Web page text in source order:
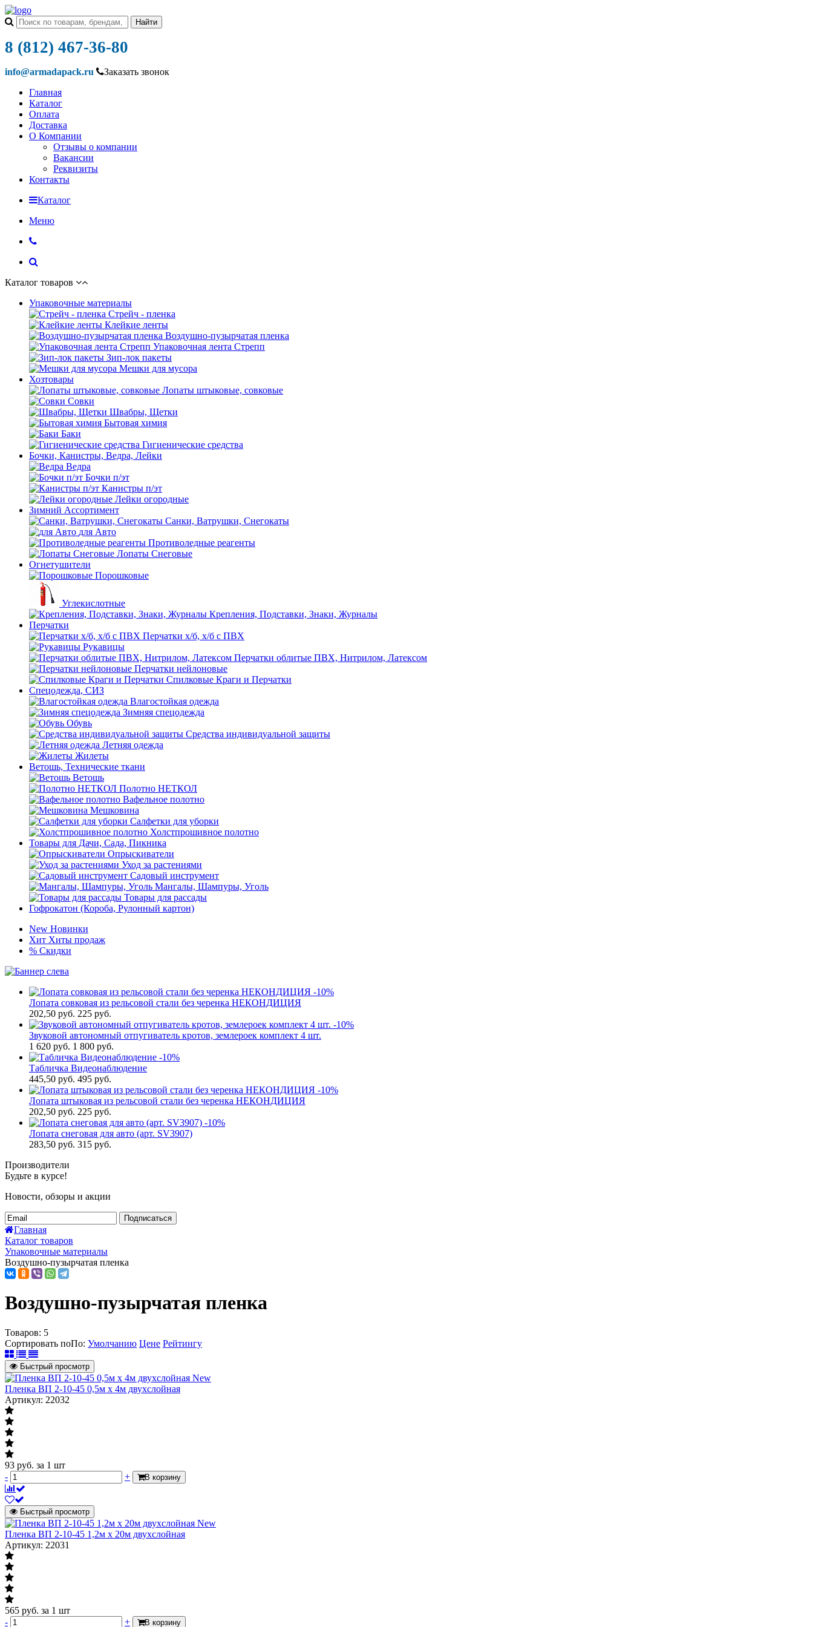
8 (812) 467-36-80
info@armadapack.ru
Заказать звонок
Главная
Каталог
Оплата
Доставка
О Компании
Отзывы о компании
Вакансии
Реквизиты
Контакты
Каталог
Меню
Каталог товаров
Упаковочные материалы
Стрейч - пленка
Клейкие ленты
Воздушно-пузырчатая пленка
Упаковочная лента Стрепп
Зип-лок пакеты
Мешки для мусора
Хозтовары
Лопаты штыковые, совковые
Совки
Швабры, Щетки
Бытовая химия
Баки
Гигиенические средства
Бочки, Канистры, Ведра, Лейки
Ведра
Бочки п/эт
Канистры п/эт
Лейки огородные
Зимний Ассортимент
Санки, Ватрушки, Снегокаты
для Авто
Противоледные реагенты
Лопаты Снеговые
Огнетушители
Порошковые
Углекислотные
Крепления, Подставки, Знаки, Журналы
Перчатки
Перчатки х/б, х/б с ПВХ
Рукавицы
Перчатки облитые ПВХ, Нитрилом, Латексом
Перчатки нейлоновые
Спилковые Краги и Перчатки
Спецодежда, СИЗ
Влагостойкая одежда
Зимняя спецодежда
Обувь
Средства индивидуальной защиты
Летняя одежда
Жилеты
Ветошь, Технические ткани
Ветошь
Полотно НЕТКОЛ
Вафельное полотно
Мешковина
Салфетки для уборки
Холстпрошивное полотно
Товары для Дачи, Сада, Пикника
Опрыскиватели
Уход за растениями
Садовый инструмент
Мангалы, Шампуры, Уголь
Товары для рассады
Гофрокатон (Короба, Рулонный картон)
New Новинки
Хит Хиты продаж
% Скидки
-10%
Лопата совковая из рельсовой стали без черенка НЕКОНДИЦИЯ
202,50 руб. 225 руб.
-10%
Звуковой автономный отпугиватель кротов, землероек комплект 4 шт.
1 620 руб. 1 800 руб.
-10%
Табличка Видеонаблюдение
445,50 руб. 495 руб.
-10%
Лопата штыковая из рельсовой стали без черенка НЕКОНДИЦИЯ
202,50 руб. 225 руб.
-10%
Лопата снеговая для авто (арт. SV3907)
283,50 руб. 315 руб.
Производители
Будьте в курсе!
Новости, обзоры и акции
Подписаться
Главная
Каталог товаров
Упаковочные материалы
Воздушно-пузырчатая пленка
Воздушно-пузырчатая пленка
Товаров: 5
Сортировать поПо: Умолчанию Цене Рейтингу
Быстрый просмотр
New
Пленка ВП 2-10-45 0,5м х 4м двухслойная
Артикул: 22032
93 руб. за 1 шт
-
+ В корзину
Быстрый просмотр
New
Пленка ВП 2-10-45 1,2м х 20м двухслойная
Артикул: 22031
565 руб. за 1 шт
-
+ В корзину